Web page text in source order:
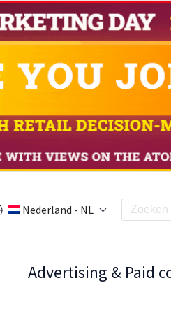
Nederland - NL
Advertising & Paid